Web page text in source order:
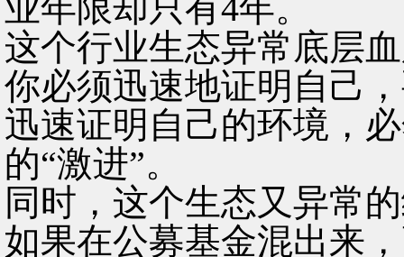
业年限却只有4年。
这个行业生态异常底层
你必须迅速地证明自己
迅速证明自己的环境，
的“激进”。
同时，这个生态又异常
如果在公募基金混出来